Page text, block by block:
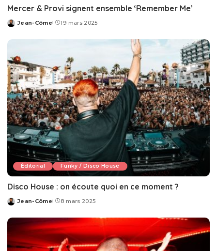
Mercer & Provi signent ensemble ‘Remember Me’
Posted
Jean-Côme 19 mars 2025
Éditorial Funky / Disco House
Disco House : on écoute quoi en ce moment ?
Posted
Jean-Côme 8 mars 2025